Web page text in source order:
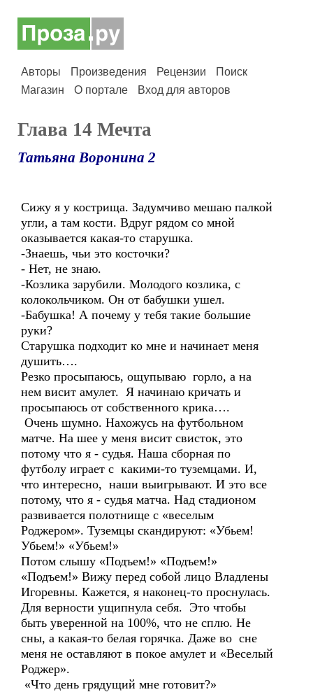
Авторы Произведения Рецензии
Поиск
Магазин
О портале Вход для авторов
Глава 14 Мечта
Татьяна Воронина 2
Сижу я у кострища. Задумчиво мешаю палкой
угли, а там кости. Вдруг рядом со мной
оказывается какая-то старушка.
-Знаешь, чьи это косточки?
- Нет, не знаю.
-Козлика зарубили. Молодого козлика, с
колокольчиком. Он от бабушки ушел.
-Бабушка! А почему у тебя такие большие
руки?
Старушка подходит ко мне и начинает меня
душить….
Резко просыпаюсь, ощупываю горло, а на
нем висит амулет. Я начинаю кричать и
просыпаюсь от собственного крика….
Очень шумно. Нахожусь на футбольном
матче. На шее у меня висит свисток, это
потому что я - судья. Наша сборная по
футболу играет с какими-то туземцами. И,
что интересно, наши выигрывают. И это все
потому, что я - судья матча. Над стадионом
развивается полотнище с «веселым
Роджером». Туземцы скандируют: «Убьем!
Убьем!» «Убьем!»
Потом слышу «Подъем!» «Подъем!»
«Подъем!» Вижу перед собой лицо Владлены
Игоревны. Кажется, я наконец-то проснулась.
Для верности ущипнула себя. Это чтобы
быть уверенной на 100%, что не сплю. Не
сны, а какая-то белая горячка. Даже во сне
меня не оставляют в покое амулет и «Веселый
Роджер».
«Что день грядущий мне готовит?»